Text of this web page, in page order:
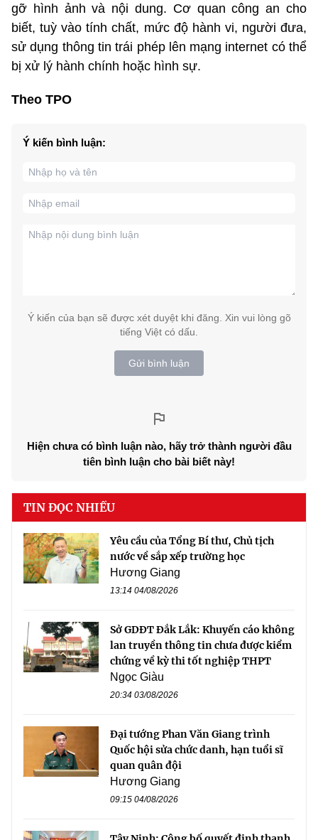
gỡ hình ảnh và nội dung. Cơ quan công an cho
biết, tuỳ vào tính chất, mức độ hành vi, người đưa,
sử dụng thông tin trái phép lên mạng internet có thể
bị xử lý hành chính hoặc hình sự.
Theo TPO
Ý kiến bình luận:
Ý kiến của bạn sẽ được xét duyệt khi đăng. Xin vui lòng gõ
tiếng Việt có dấu.
Gửi bình luận
Hiện chưa có bình luận nào, hãy trở thành người đầu
tiên bình luận cho bài biết này!
TIN ĐỌC NHIỀU
Yêu cầu của Tổng Bí thư, Chủ tịch
nước về sắp xếp trường học
Hương Giang
13:14 04/08/2026
Sở GDĐT Đắk Lắk: Khuyến cáo không
lan truyền thông tin chưa được kiểm
chứng về kỳ thi tốt nghiệp THPT
Ngọc Giàu
20:34 03/08/2026
Đại tướng Phan Văn Giang trình
Quốc hội sửa chức danh, hạn tuổi sĩ
quan quân đội
Hương Giang
09:15 04/08/2026